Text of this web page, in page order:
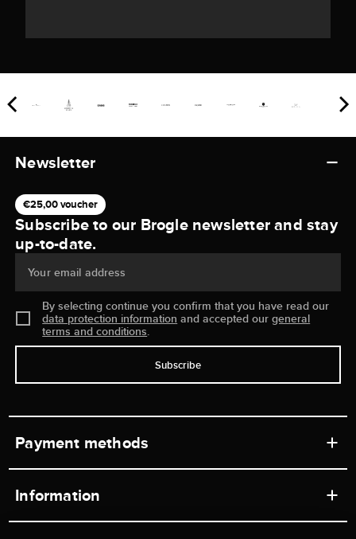
Newsletter
€25,00 voucher
Subscribe to our Brogle newsletter and stay
up-to-date.
Your email address
By selecting continue you confirm that you have read our
data protection information and accepted ourgeneral
terms and conditions.
Subscribe
Payment methods
Information